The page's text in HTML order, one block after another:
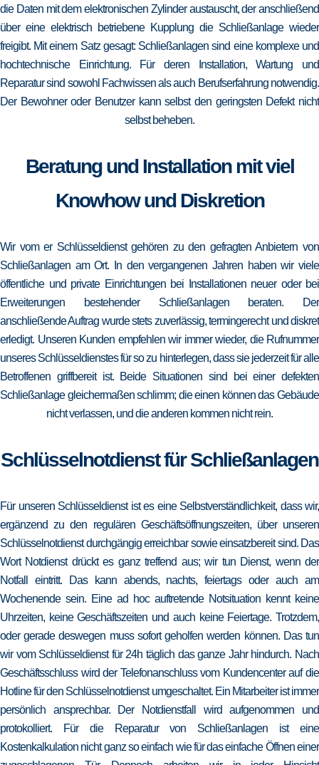
die Daten mit dem elektronischen Zylinder austauscht, der anschließend
über eine elektrisch betriebene Kupplung die Schließanlage wieder
freigibt. Mit einem Satz gesagt: Schließanlagen sind eine komplexe und
hochtechnische Einrichtung. Für deren Installation, Wartung und
Reparatur sind sowohl Fachwissen als auch Berufserfahrung notwendig.
Der Bewohner oder Benutzer kann selbst den geringsten Defekt nicht
selbst beheben.
Beratung und Installation mit viel
Knowhow und Diskretion
Wir vom er Schlüsseldienst gehören zu den gefragten Anbietern von
Schließanlagen am Ort. In den vergangenen Jahren haben wir viele
öffentliche und private Einrichtungen bei Installationen neuer oder bei
Erweiterungen bestehender Schließanlagen beraten. Der
anschließende Auftrag wurde stets zuverlässig, termingerecht und diskret
erledigt. Unseren Kunden empfehlen wir immer wieder, die Rufnummer
unseres Schlüsseldienstes für so zu hinterlegen, dass sie jederzeit für alle
Betroffenen griffbereit ist. Beide Situationen sind bei einer defekten
Schließanlage gleichermaßen schlimm; die einen können das Gebäude
nicht verlassen, und die anderen kommen nicht rein.
Schlüsselnotdienst für Schließanlagen
Für unseren Schlüsseldienst ist es eine Selbstverständlichkeit, dass wir,
ergänzend zu den regulären Geschäftsöffnungszeiten, über unseren
Schlüsselnotdienst durchgängig erreichbar sowie einsatzbereit sind. Das
Wort Notdienst drückt es ganz treffend aus; wir tun Dienst, wenn der
Notfall eintritt. Das kann abends, nachts, feiertags oder auch am
Wochenende sein. Eine ad hoc auftretende Notsituation kennt keine
Uhrzeiten, keine Geschäftszeiten und auch keine Feiertage. Trotzdem,
oder gerade deswegen muss sofort geholfen werden können. Das tun
wir vom Schlüsseldienst für 24h täglich das ganze Jahr hindurch. Nach
Geschäftsschluss wird der Telefonanschluss vom Kundencenter auf die
Hotline für den Schlüsselnotdienst umgeschaltet. Ein Mitarbeiter ist immer
persönlich ansprechbar. Der Notdienstfall wird aufgenommen und
protokolliert. Für die Reparatur von Schließanlagen ist eine
Kostenkalkulation nicht ganz so einfach wie für das einfache Öffnen einer